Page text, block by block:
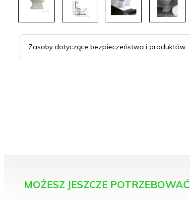
Zasoby dotyczące bezpieczeństwa i produktów
MOŻESZ JESZCZE POTRZEBOWAĆ